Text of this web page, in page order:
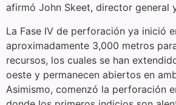
afirmó John Skeet, director general
La Fase IV de perforación ya inició
aproximadamente 3,000 metros
recursos, los cuales se han
oeste y permanecen abiertos en
Asimismo, comenzó la perforación